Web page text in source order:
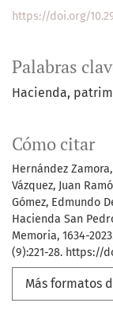
Palabras
Hacienda
Cómo citar
Hernández
Vázquez, Juan
Gómez, Edmundo
Hacienda San
Memoria, 1634-
(9):221-28. https://
Más formatos
https://doi.org/